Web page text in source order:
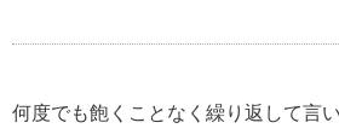
何度でも飽くことなく繰り返して言